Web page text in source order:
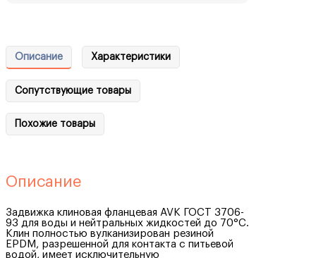
Описание Характеристики
Сопутствующие товары
Похожие товары
Описание
Задвижка клиновая фланцевая AVK ГОСТ 3706-
93 для воды и нейтральных жидкостей до 70°C.
Клин полностью вулканизирован резиной
EPDM, разрешенной для контакта с питьевой
водой, имеет исключительную